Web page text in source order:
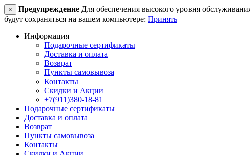
× Предупреждение Для обеспечения высокого уровня
будут сохраняться на вашем компьютере: Принять
Информация
Подарочные сертификаты
Доставка и оплата
Возврат
Пункты самовывоза
Контакты
Скидки и Акции
+7(911)380-18-81
Подарочные сертификаты
Доставка и оплата
Возврат
Пункты самовывоза
Контакты